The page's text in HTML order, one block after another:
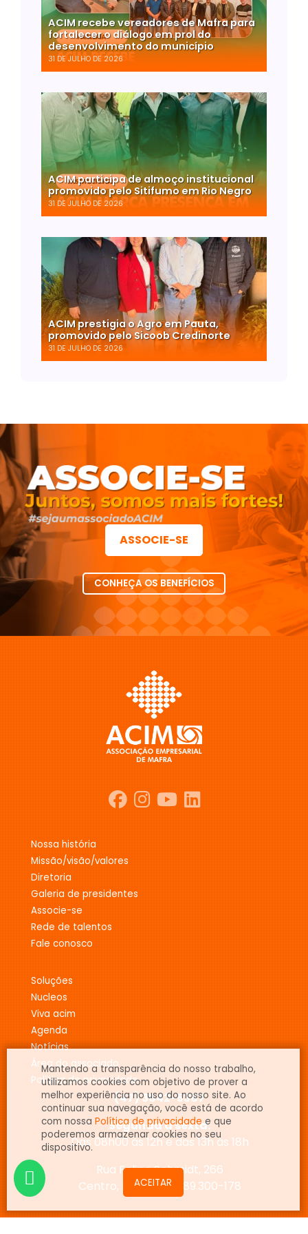
ACIM recebe vereadores de Mafra para
fortalecer o diálogo em prol do
desenvolvimento do município
31 DE JULHO DE 2026
ACIM participa de almoço institucional
promovido pelo Sitifumo em Rio Negro
31 DE JULHO DE 2026
ACIM prestigia o Agro em Pauta,
promovido pelo Sicoob Credinorte
31 DE JULHO DE 2026
ASSOCIE-SE
CONHEÇA OS BENEFÍCIOS
nossa história
missão/visão/valores
diretoria
galeria de presidentes
associe-se
rede de talentos
fale conosco
soluções
nucleos
viva acim
agenda
notícias
área do associado
política de privacidade
(47) 3642-5367
Segunda a sexta:
Das 08h00 às 12h e das 13h às 18h
Rua Felipe Schmidt, 266
Centro, Mafra/SC | 89.300-178
Mantendo a transparência do nosso trabalho,
utilizamos cookies com objetivo de prover a
melhor experiência no uso do nosso site. Ao
continuar sua navegação, você está de acordo
com nossa Política de privacidadee que
poderemos armazenar cookies no seu
dispositivo.